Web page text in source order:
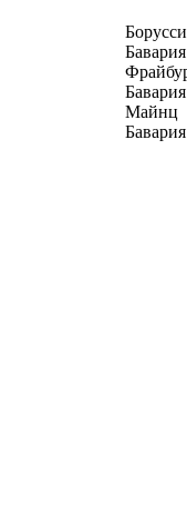
Бавария
Бавария
Майнц
Бавария